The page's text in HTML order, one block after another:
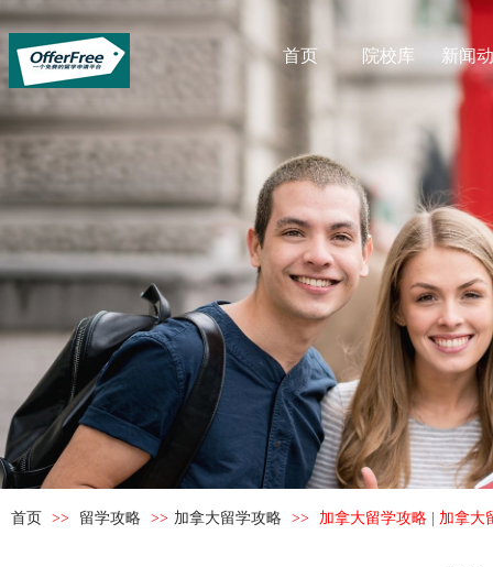
首页 院校库 新闻
首页 >> 留学攻略 >> 加拿大留学攻略 >> 加拿大留学攻略 | 加拿大